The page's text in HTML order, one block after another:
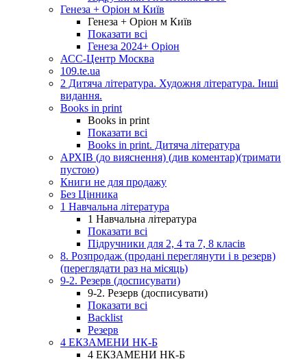
Генеза + Оріон м Київ
Генеза + Оріон м Київ
Показати всі
Генеза 2024+ Оріон
АСС-Центр Москва
109.te.ua
2 Дитяча література. Художня література. Інші
видання.
Books in print
Books in print
Показати всі
Books in print. Дитяча література
АРХІВ (до вияснення) (див коментар)(тримати
пустою)
Книги не для продажу
Без Цінника
1 Навчальна література
1 Навчальна література
Показати всі
Підручники для 2, 4 та 7, 8 класів
8. Розпродаж (продані переглянути і в резерв)
(переглядати раз на місяць)
9-2. Резерв (досписувати)
9-2. Резерв (досписувати)
Показати всі
Backlist
Резерв
4 ЕКЗАМЕНИ НК-Б
4 ЕКЗАМЕНИ НК-Б